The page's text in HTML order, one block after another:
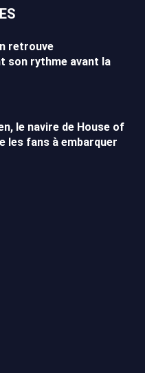
retrouve
son rythme avant la
le navire de House of
les fans à embarquer